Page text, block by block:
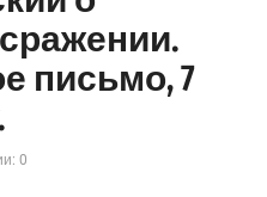
письмо, 7
0